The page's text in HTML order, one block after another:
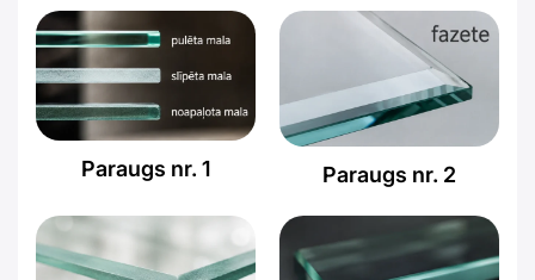
Paraugs nr. 1 Paraugs nr. 2